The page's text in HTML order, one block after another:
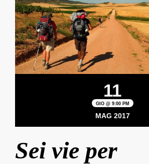
11
GIO @ 9:00 PM
MAG 2017
Sei vie per